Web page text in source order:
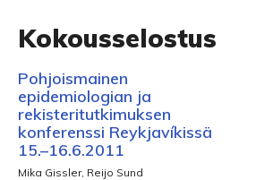
Kokousselostus
Pohjoismainen
epidemiologian ja
rekisteritutkimuksen
konferenssi Reykjavíkissä
15.–16.6.2011
Mika Gissler, Reijo Sund